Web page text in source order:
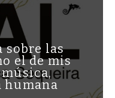
sobre las
el de mis
humana